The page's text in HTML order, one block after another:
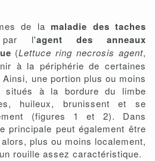
de la maladie des taches
l'agent des anneaux
(Lettuce ring necrosis agent,
à la périphérie de certaines
une portion plus ou moins
situés à la bordure du limbe
huileux, brunissent et se
(figures 1 et 2). Dans
principale peut également être
plus ou moins localement,
rouille assez caractéristique.